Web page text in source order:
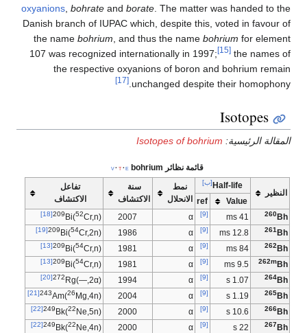
oxyanions bohrate and borate . The matter was handed to the
Danish branch of IUPAC which, despite this, voted in favour of
the name bohrium , and thus the name bohrium for element
107 was recognized internationally in 1997;
[15] the names of
the respective oxyanions of boron and bohrium remain
unchanged despite their homophony.
[17]
Isotopes
المقالة الرئيسية: Isotopes of bohrium
قائمة نظائر bohrium v t e
النظير
Half-life[ب]
نمط
الانحلال
سنة
الاكتشاف
تفاعل
الاكتشاف
Value
ref
260Bh
41 ms
[9]
α
2007
209Bi(52Cr,n)
[18]
261Bh
12.8 ms
[9]
α
1986
209Bi(54Cr,2n)
[19]
262Bh
84 ms
[9]
α
1981
209Bi(54Cr,n)
[13]
262mBh
9.5 ms
[9]
α
1981
209Bi(54Cr,n)
[13]
264Bh
1.07 s
[9]
α
1994
272Rg(—,2α)
[20]
265Bh
1.19 s
[9]
α
2004
243Am(26Mg,4n)
[21]
266Bh
10.6 s
[9]
α
2000
249Bk(22Ne,5n)
[22]
267Bh
22 s
[9]
α
2000
249Bk(22Ne,4n)
[22]